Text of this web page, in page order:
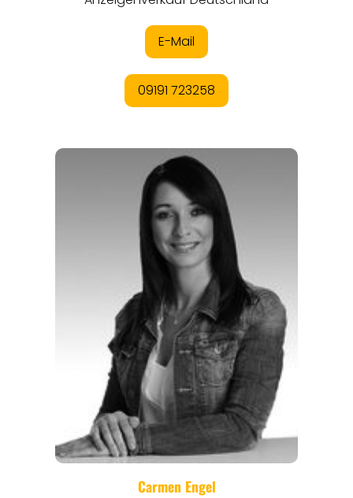
REGIONEN
ORTE
EVENTS
REISEFÜHRER
REISEMAGAZINE
THEMEN
ANGEBOTE